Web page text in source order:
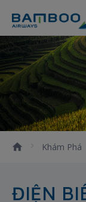
Điện Biên
Khám Phá
ĐIỆN